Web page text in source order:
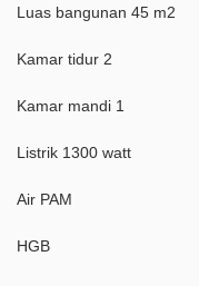
Luas bangunan 45 m2
Kamar tidur 2
Kamar mandi 1
Listrik 1300 watt
Air PAM
HGB